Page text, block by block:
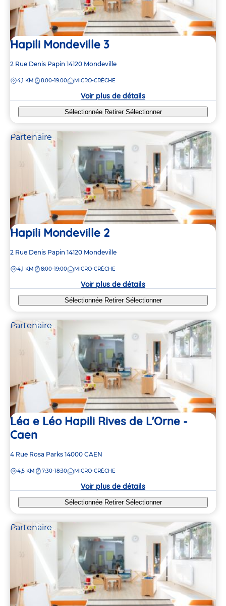
Hapili Mondeville 3
Adresse
la
2 Rue Denis Papin 14120 Mondeville
DISTANCE
4,1 KM 8:00-19:00 MICRO-CRÈCHE
Voir plus de détails
Sélectionnée Retirer Sélectionner
Partenaire
Hapili Mondeville 2
Adresse
la
2 Rue Denis Papin 14120 Mondeville
DISTANCE
4,1 KM 8:00-19:00 MICRO-CRÈCHE
Voir plus de détails
Sélectionnée Retirer Sélectionner
Partenaire
Léa e Léo Hapili Rives de L'Orne -
Caen
Adresse
la
4 Rue Rosa Parks 14000 CAEN
DISTANCE
4,5 KM 7:30-18:30 MICRO-CRÈCHE
Voir plus de détails
Sélectionnée Retirer Sélectionner
Partenaire